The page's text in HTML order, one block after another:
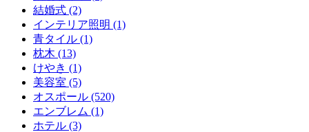
結婚式 (2)
インテリア照明 (1)
青タイル (1)
枕木 (13)
けやき (1)
美容室 (5)
オスポール (520)
エンブレム (1)
ホテル (3)